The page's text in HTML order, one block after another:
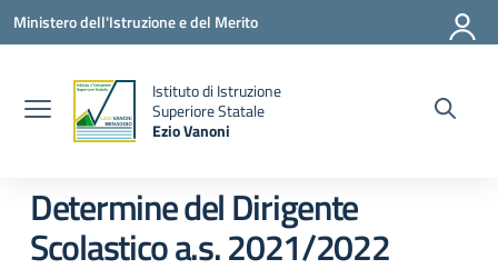
Vai ai contenuti
Vai al menu di navigazione
Vai al footer
Ministero dell'Istruzione e del Merito
Istituto di Istruzione
Superiore Statale
Ezio Vanoni
Determine del Dirigente
Scolastico a.s. 2021/2022